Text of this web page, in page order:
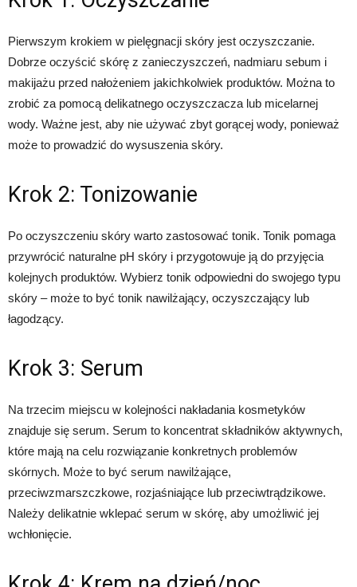
Pierwszym krokiem w pielęgnacji skóry jest oczyszczanie.
Dobrze oczyścić skórę z zanieczyszczeń, nadmiaru sebum i
makijażu przed nałożeniem jakichkolwiek produktów. Można to
zrobić za pomocą delikatnego oczyszczacza lub micelarnej
wody. Ważne jest, aby nie używać zbyt gorącej wody, ponieważ
może to prowadzić do wysuszenia skóry.
Krok 2: Tonizowanie
Po oczyszczeniu skóry warto zastosować tonik. Tonik pomaga
przywrócić naturalne pH skóry i przygotowuje ją do przyjęcia
kolejnych produktów. Wybierz tonik odpowiedni do swojego typu
skóry – może to być tonik nawilżający, oczyszczający lub
łagodzący.
Krok 3: Serum
Na trzecim miejscu w kolejności nakładania kosmetyków
znajduje się serum. Serum to koncentrat składników aktywnych,
które mają na celu rozwiązanie konkretnych problemów
skórnych. Może to być serum nawilżające,
przeciwzmarszczkowe, rozjaśniające lub przeciwtrądzikowe.
Należy delikatnie wklepać serum w skórę, aby umożliwić jej
wchłonięcie.